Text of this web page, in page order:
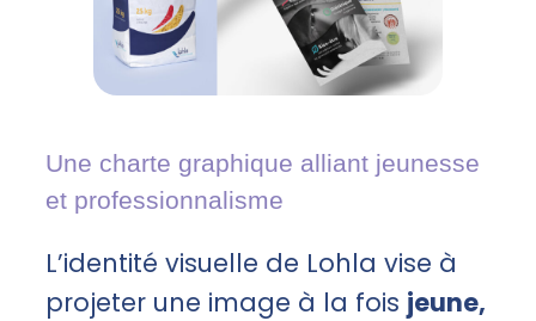
Une charte graphique alliant jeunesse
et professionnalisme
L’identité visuelle de Lohla vise à
projeter une image à la fois jeune,